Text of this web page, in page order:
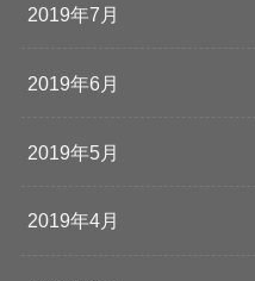
2019年7月
2019年6月
2019年5月
2019年4月